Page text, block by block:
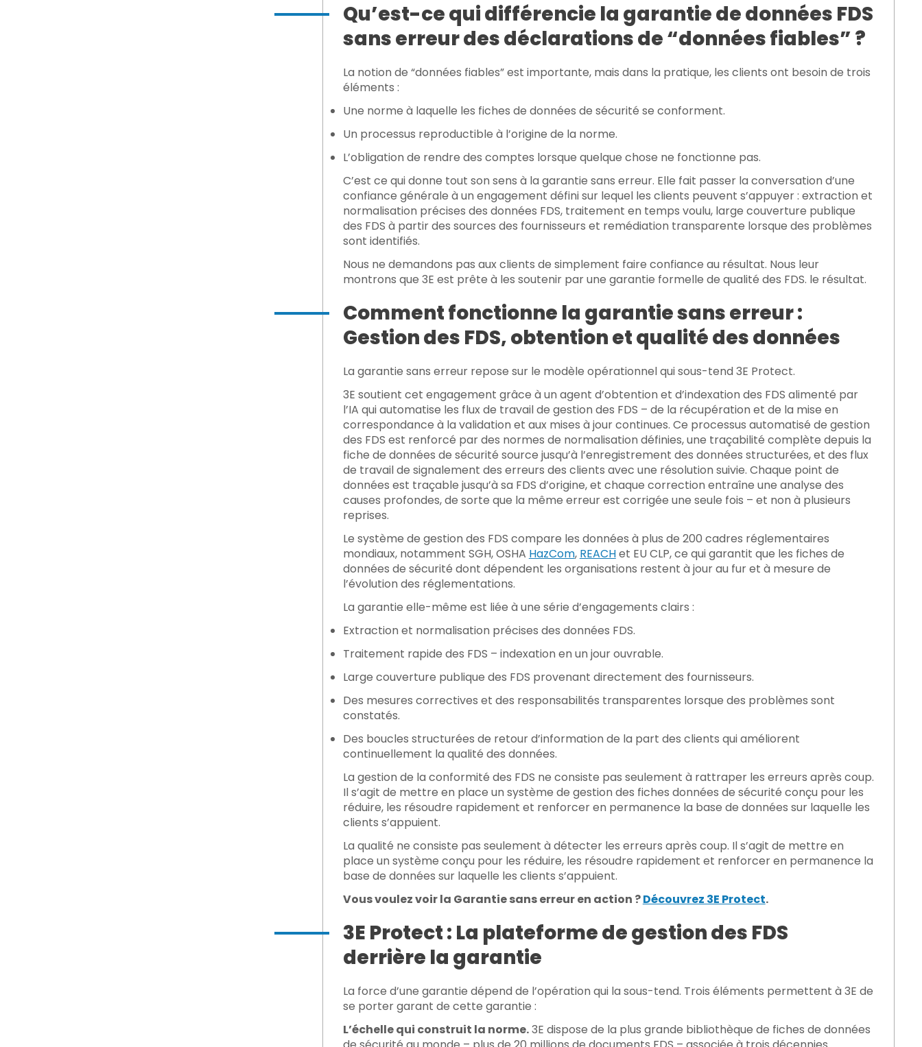
Qu’est-ce qui différencie la garantie de données FDS
sans erreur des déclarations de “données fiables” ?
La notion de “données fiables” est importante, mais dans la pratique, les clients ont besoin de trois
éléments :
Une norme à laquelle les fiches de données de sécurité se conforment.
Un processus reproductible à l’origine de la norme.
L’obligation de rendre des comptes lorsque quelque chose ne fonctionne pas.
C’est ce qui donne tout son sens à la garantie sans erreur. Elle fait passer la conversation d’une
confiance générale à un engagement défini sur lequel les clients peuvent s’appuyer : extraction et
normalisation précises des données FDS, traitement en temps voulu, large couverture publique
des FDS à partir des sources des fournisseurs et remédiation transparente lorsque des problèmes
sont identifiés.
Nous ne demandons pas aux clients de simplement faire confiance au résultat. Nous leur
montrons que 3E est prête à les soutenir par une garantie formelle de qualité des FDS. le résultat.
Comment fonctionne la garantie sans erreur :
Gestion des FDS, obtention et qualité des données
La garantie sans erreur repose sur le modèle opérationnel qui sous-tend 3E Protect.
3E soutient cet engagement grâce à un agent d’obtention et d’indexation des FDS alimenté par
l’IA qui automatise les flux de travail de gestion des FDS – de la récupération et de la mise en
correspondance à la validation et aux mises à jour continues. Ce processus automatisé de gestion
des FDS est renforcé par des normes de normalisation définies, une traçabilité complète depuis la
fiche de données de sécurité source jusqu’à l’enregistrement des données structurées, et des flux
de travail de signalement des erreurs des clients avec une résolution suivie. Chaque point de
données est traçable jusqu’à sa FDS d’origine, et chaque correction entraîne une analyse des
causes profondes, de sorte que la même erreur est corrigée une seule fois – et non à plusieurs
reprises.
Le système de gestion des FDS compare les données à plus de 200 cadres réglementaires
mondiaux, notamment SGH, OSHA HazCom, REACHet EU CLP, ce qui garantit que les fiches de
données de sécurité dont dépendent les organisations restent à jour au fur et à mesure de
l’évolution des réglementations.
La garantie elle-même est liée à une série d’engagements clairs :
Extraction et normalisation précises des données FDS.
Traitement rapide des FDS – indexation en un jour ouvrable.
Large couverture publique des FDS provenant directement des fournisseurs.
Des mesures correctives et des responsabilités transparentes lorsque des problèmes sont
constatés.
Des boucles structurées de retour d’information de la part des clients qui améliorent
continuellement la qualité des données.
La gestion de la conformité des FDS ne consiste pas seulement à rattraper les erreurs après coup.
Il s’agit de mettre en place un système de gestion des fiches données de sécurité conçu pour les
réduire, les résoudre rapidement et renforcer en permanence la base de données sur laquelle les
clients s’appuient.
La qualité ne consiste pas seulement à détecter les erreurs après coup. Il s’agit de mettre en
place un système conçu pour les réduire, les résoudre rapidement et renforcer en permanence la
base de données sur laquelle les clients s’appuient.
Vous voulez voir la Garantie sans erreur en action ?Découvrez 3E Protect.
3E Protect : La plateforme de gestion des FDS
derrière la garantie
La force d’une garantie dépend de l’opération qui la sous-tend. Trois éléments permettent à 3E de
se porter garant de cette garantie :
L’échelle qui construit la norme.3E dispose de la plus grande bibliothèque de fiches de données